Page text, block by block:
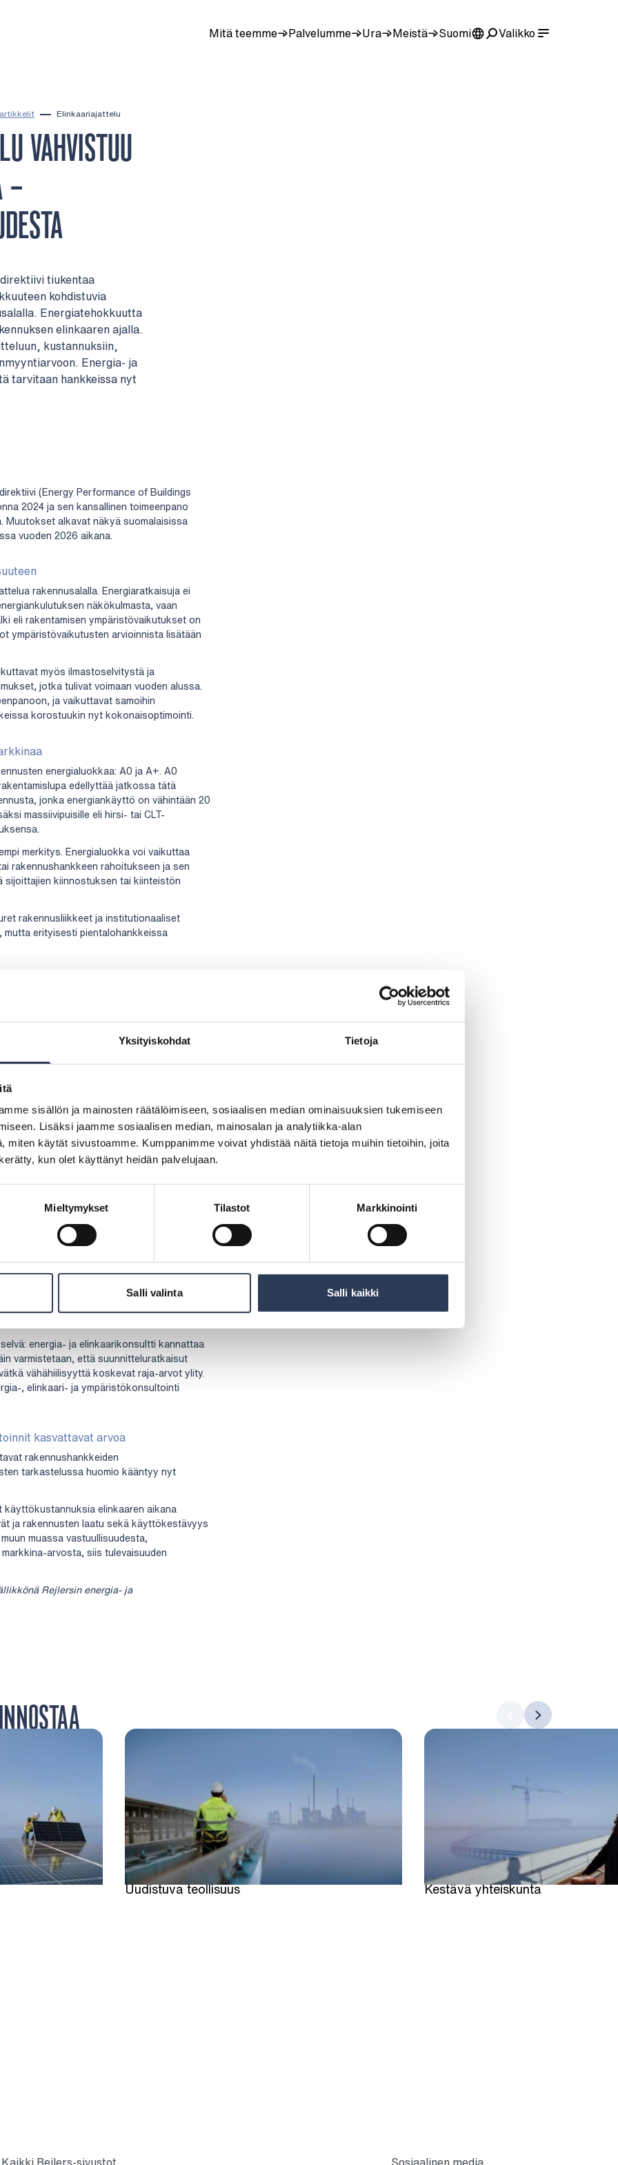
Yksityiskohdat Tietoja
sisällön ja mainosten räätälöimiseen, sosiaalisen median ominaisuuksien tukemiseen
Lisäksi jaamme sosiaalisen median, mainosalan ja analytiikka-alan
miten käytät sivustoamme. Kumppanimme voivat yhdistää näitä tietoja muihin tietoihin, joita
kun olet käyttänyt heidän palvelujaan.
Mieltymykset Tilastot Markkinointi
Salli valinta Salli kaikki
Mitä teemme Palvelumme Ura Meistä Suomi Valikko
Elinkaariajattelu
VAHVISTUU
–
tiukentaa
kohdistuvia
Energiatehokkuutta
elinkaaren ajalla.
kustannuksiin,
Energia- ja
tarvitaan hankkeissa nyt
(Energy Performance of Buildings
2024 ja sen kansallinen toimeenpano
Muutokset alkavat näkyä suomalaisissa
vuoden 2026 aikana.
rakennusalalla. Energiaratkaisuja ei
näkökulmasta, vaan
eli rakentamisen ympäristövaikutukset on
ympäristövaikutusten arvioinnista lisätään
myös ilmastoselvitystä ja
jotka tulivat voimaan vuoden alussa.
ja vaikuttavat samoihin
korostuukin nyt kokonaisoptimointi.
energialuokkaa: A0 ja A+. A0
edellyttää jatkossa tätä
jonka energiankäyttö on vähintään 20
massiivipuisille eli hirsi- tai CLT-
merkitys. Energialuokka voi vaikuttaa
rakennushankkeen rahoitukseen ja sen
sijoittajien kiinnostuksen tai kiinteistön
rakennusliikkeet ja institutionaaliset
erityisesti pientalohankkeissa
ohjauskeinoja
roolia rakennushankkeissa.
energian tuotantojärjestelmä tulee
energian määrä täytyy myös ilmoittaa
näkyvät selvemmin rakennushankkeiden
ympäristöselosteista eli EPD-
tulee tuotevalmistajille kilpailuetu.
käytetään kansallisia keskiarvoja, jotka
korkeammat.
ohjauskeinoja. Energiatodistus
ja käyttöön otetaan
energianeuvontaan, jos
Tavoitteena on nostaa nykyinen
olemassa olevien kiinteistöjen
strategisempi rooli
havahdutaan edelleen usein liian
suunnitteluratkaisuja jälkikäteen, mikä
voi viivästyä tai pahimmillaan
energia- ja elinkaarikonsultti kannattaa
varmistetaan, että suunnitteluratkaisut
vähähiilisyyttä koskevat raja-arvot ylity.
, elinkaari- ja ympäristökonsultointi
kasvattavat arvoa
rakennushankkeiden
tarkastelussa huomio kääntyy nyt
elinkaaren aikana
ja rakennusten laatu sekä käyttökestävyys
muassa vastuullisuudesta,
arvosta, siis tulevaisuuden
Rejlersin energia- ja
Uudistuva teollisuus Kestävä yhteiskunta